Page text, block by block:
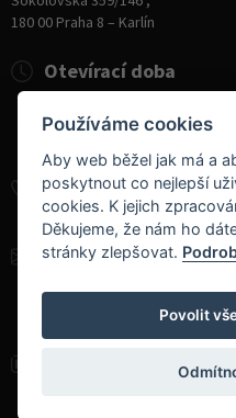
180 00 Praha 8 – Karlín
+420 284 826 787
+420 604 728 042
info@boatpark.cz
Otevírací doba
Úterý - Pátek
10:00 - 19:00
Sobota
9:00 - 14:00
Používáme cookies
Aby web běžel jak má a
poskytnout co nejlepší
cookies. K jejich
Děkujeme, že nám ho
stránky zlepšovat.
Povolit